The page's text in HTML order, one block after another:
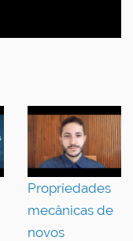
Propriedades
mecânicas de
novos